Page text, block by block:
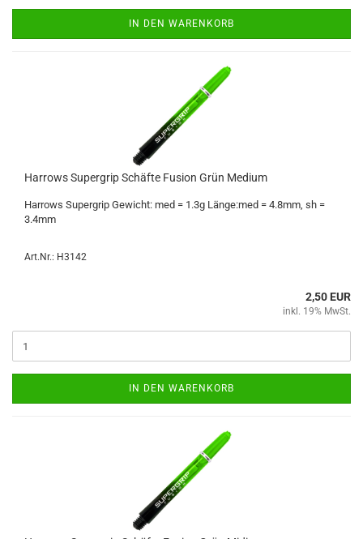
IN DEN WARENKORB
Har­rows Su­per­grip Schäf­te Fu­si­on Grün Me­di­um
Har­rows Su­per­grip Ge­wicht: med = 1.3g Länge:med = 4.8mm, sh =
3.4mm
Art.Nr.: H3142
2,50 EUR
inkl. 19% MwSt.
IN DEN WARENKORB